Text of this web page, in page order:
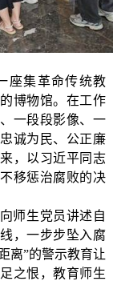
座集革命传统教
博物馆。在工作
一段段影像、一
诚为民、公正廉
，以习近平同志
移惩治腐败的决
师生党员讲述自
，一步步坠入腐
离”的警示教育让
之恨，教育师生